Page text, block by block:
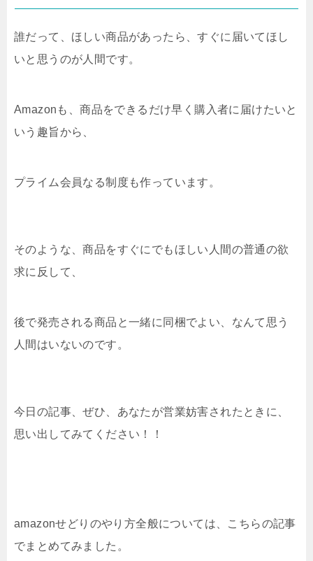
誰だって、ほしい商品があったら、すぐに届いてほし
いと思うのが人間です。
Amazonも、商品をできるだけ早く購入者に届けたいと
いう趣旨から、
プライム会員なる制度も作っています。
そのような、商品をすぐにでもほしい人間の普通の欲
求に反して、
後で発売される商品と一緒に同梱でよい、なんて思う
人間はいないのです。
今日の記事、ぜひ、あなたが営業妨害されたときに、
思い出してみてください！！
amazonせどりのやり方全般については、こちらの記事
でまとめてみました。